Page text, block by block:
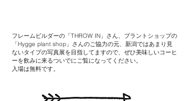
フレームビルダーの「THROW IN」 さん、プラントショップの
「Hygge plant shop 」さんのご協力の元、新潟ではあまり見
ないタイプの写真展を目指してますので、​ぜひ美味しいコーヒ
ーを飲みに来るついでにご覧になってください。
入場は無料です。